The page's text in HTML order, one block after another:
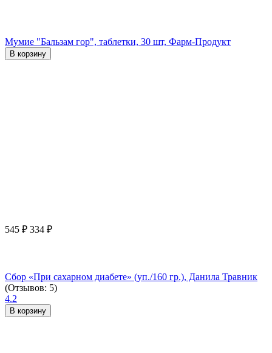
Мумие "Бальзам гор", таблетки, 30 шт, Фарм-Продукт
В корзину
545 ₽ 334 ₽
Сбор «При сахарном диабете» (уп./160 гр.), Данила Травник
(Отзывов: 5)
4.2
В корзину